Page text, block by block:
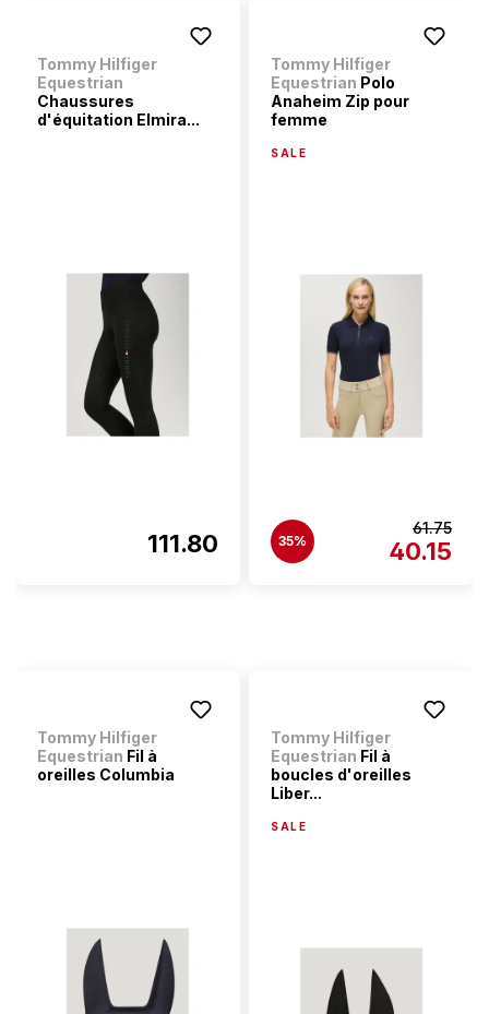
Tommy Hilfiger
Equestrian
Chaussures
d'équitation Elmira...
111.80
Tommy Hilfiger
Equestrian Polo
Anaheim Zip pour
femme
SALE
35%
61.75
40.15
Tommy Hilfiger
Equestrian Fil à
oreilles Columbia
Tommy Hilfiger
Equestrian Fil à
boucles d'oreilles
Liber...
SALE